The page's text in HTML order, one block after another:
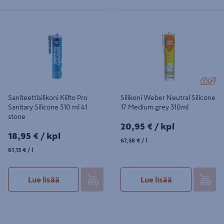
Saniteettisilikoni Kiilto Pro
Sanitary Silicone 310 ml 41
stone
18,95€/kpl
18,95 € / kpl
61,13 € / l
Lue lisää
Silikoni Weber Neutral Silicone
17 Medium grey 310ml
20,95€/kpl
20,95 € / kpl
67,58 € / l
Lue lisää